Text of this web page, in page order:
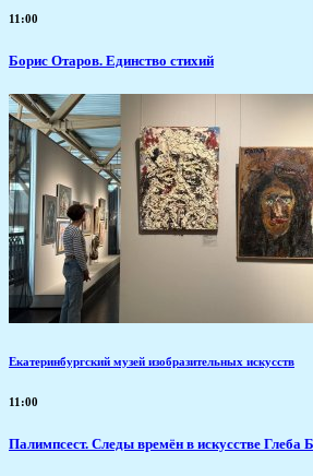
11:00
Борис Отаров. Единство стихий
Екатеринбургский музей изобразительных искусств
11:00
Палимпсест. Следы времён в искусстве Глеба